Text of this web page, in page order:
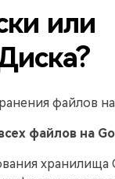
или
файлов
файлов на
хранилища